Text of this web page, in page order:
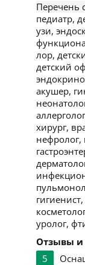
Перечень
педиатр,
узи,
лор,
детский
акушер,
хирург,
нефролог,
уролог,
Отзывы и
5